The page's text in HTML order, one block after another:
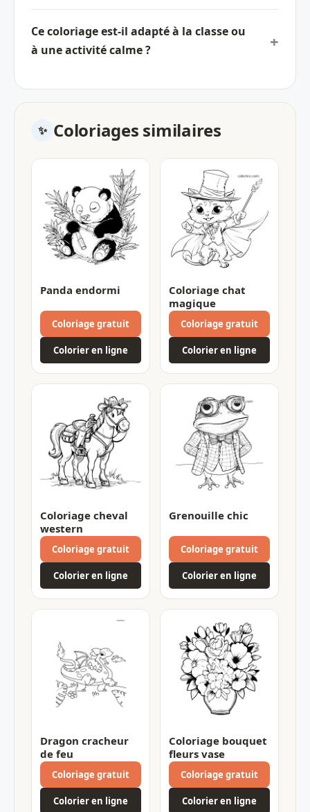
Ce coloriage est-il adapté à la classe ou
à une activité calme ?
Coloriages similaires
Panda endormi
Coloriage gratuit
Colorier en ligne
Coloriage chat
magique
Coloriage gratuit
Colorier en ligne
Coloriage cheval
western
Coloriage gratuit
Colorier en ligne
Grenouille chic
Coloriage gratuit
Colorier en ligne
Dragon cracheur
de feu
Coloriage gratuit
Colorier en ligne
Coloriage bouquet
fleurs vase
Coloriage gratuit
Colorier en ligne